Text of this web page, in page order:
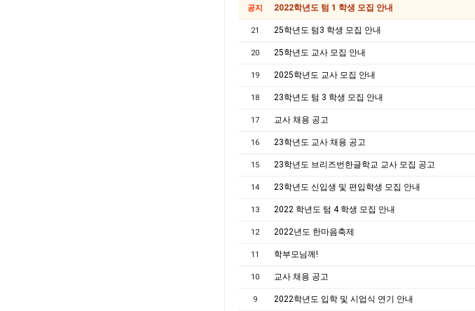
공지 2022학년도 텀 1 학생 모집 안내
21 25학년도 텀3 학생 모집 안내
20 25학년도 교사 모집 안내
19 2025학년도 교사 모집 안내
18 23학년도 텀 3 학생 모집 안내
17 교사 채용 공고
16 23학년도 교사 채용 공고
15 23학년도 브리즈번한글학교 교사 모집 공고
14 23학년도 신입생 및 편입학생 모집 안내
13 2022 학년도 텀 4 학생 모집 안내
12 2022년도 한마음축제
11 학부모님께!
10 교사 채용 공고
9 2022학년도 입학 및 시업식 연기 안내